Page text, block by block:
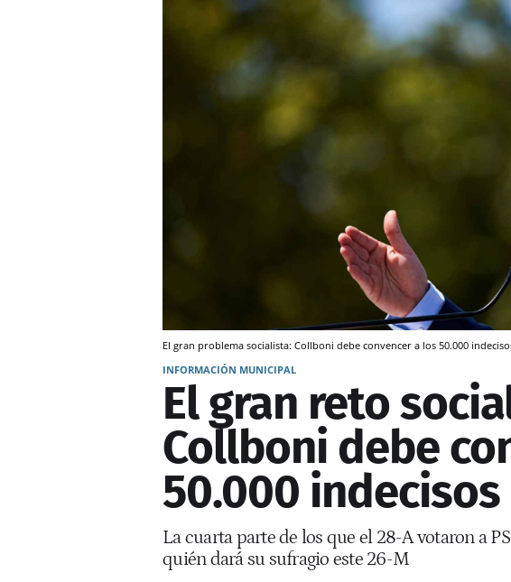
El gran problema socialista: Collboni debe convencer a los 50.000
INFORMACIÓN MUNICIPAL
El gran reto
Collboni debe
50.000
La cuarta parte de los que el 28-A votaron a
quién dará su sufragio este 26-M